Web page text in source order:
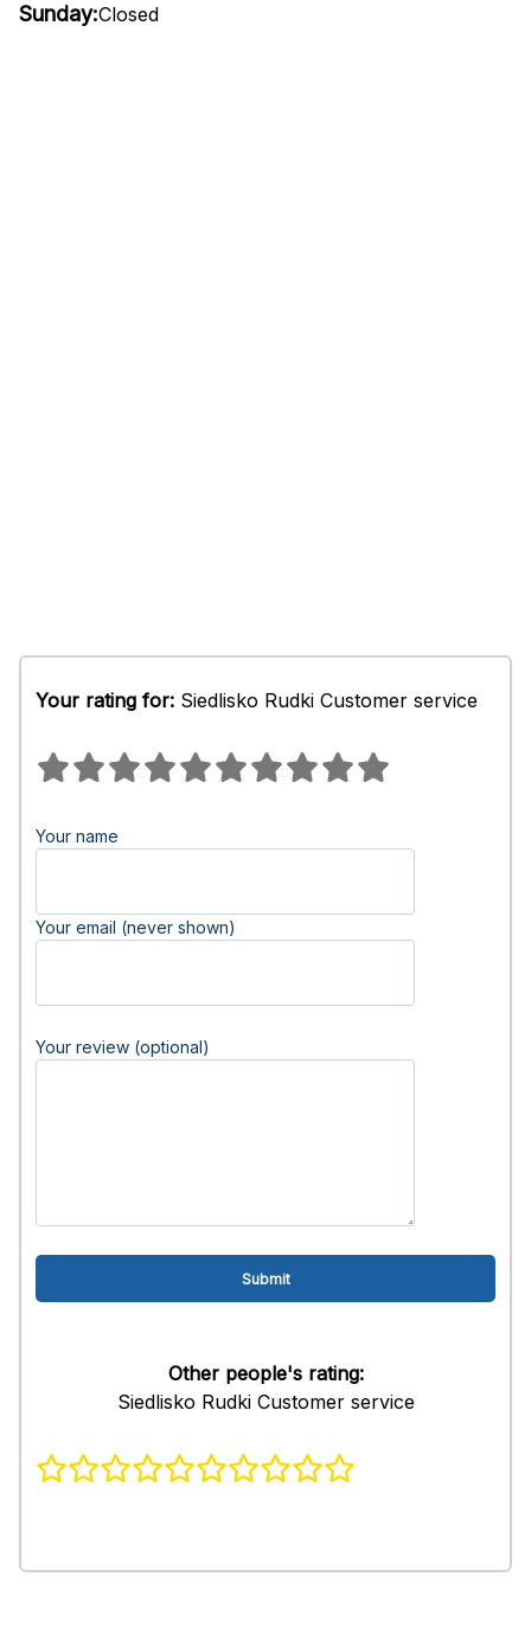
Sunday:Closed
Your rating for: Siedlisko Rudki Customer service
Your name
Your email (never shown)
Your review (optional)
Other people's rating:
Siedlisko Rudki Customer service